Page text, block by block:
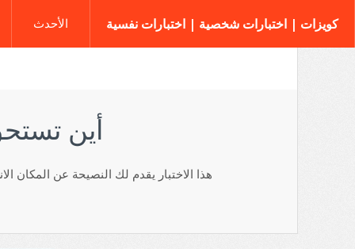
كويزات | اختبارات شخصية | اختبارات نفسية الأحدث
أين
هذا الاختبار يقدم لك النصيحة عن